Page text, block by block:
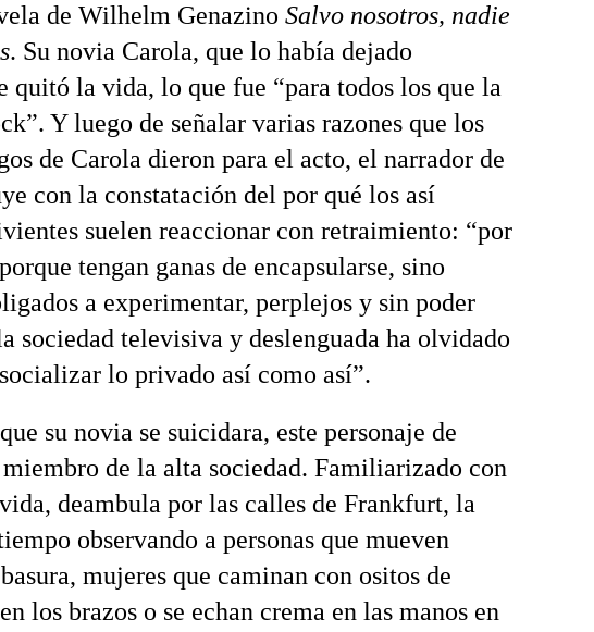
de Wilhelm Genazino Salvo nosotros, nadie
. Su novia Carola, que lo había dejado
quitó la vida, lo que fue “para todos los que la
Y luego de señalar varias razones que los
de Carola dieron para el acto, el narrador de
con la constatación del por qué los así
suelen reaccionar con retraimiento: “por
tengan ganas de encapsularse, sino
a experimentar, perplejos y sin poder
sociedad televisiva y deslenguada ha olvidado
lo privado así como así”.
su novia se suicidara, este personaje de
de la alta sociedad. Familiarizado con
deambula por las calles de Frankfurt, la
observando a personas que mueven
mujeres que caminan con ositos de
los brazos o se echan crema en las manos en